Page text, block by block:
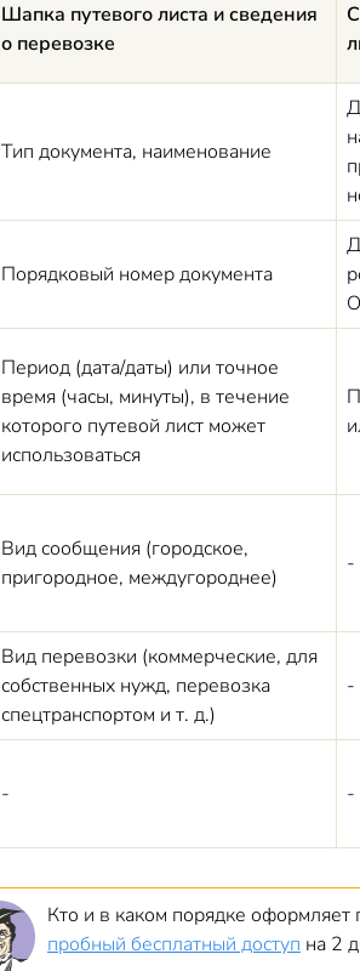
Шапка путевого листа и сведения
о перевозке
Тип документа, наименование
Порядковый номер документа
Период (дата/даты) или точное
время (часы, минуты), в течение
которого путевой лист может
использоваться
Вид сообщения (городское,
пригородное, междугороднее)
-
Вид перевозки (коммерческие, для
собственных нужд, перевозка
спецтранспортом и т. д.)
-
- -
Кто и в каком порядке
пробный бесплатный доступ на 2